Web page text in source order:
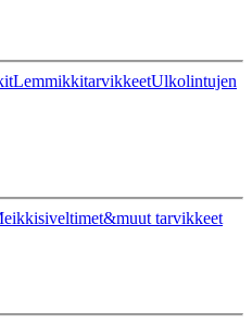
LemmikkitarvikkeetUlkolintujen
tarvikkeet